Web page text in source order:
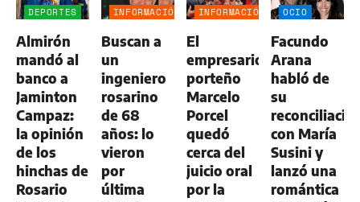
DEPORTES
Almirón
mandó al
banco a
Jaminton
Campaz:
la opinión
de los
hinchas de
Rosario
INFORMACIÓN
Buscan a
un
ingeniero
rosarino
de 68
años: lo
vieron
por
última
INFORMACIÓN
El
empresario
porteño
Marcelo
Porcel
quedó
cerca del
juicio oral
por la
OCIO
Facundo
Arana
habló de
su
con María
Susini y
lanzó una
romántica